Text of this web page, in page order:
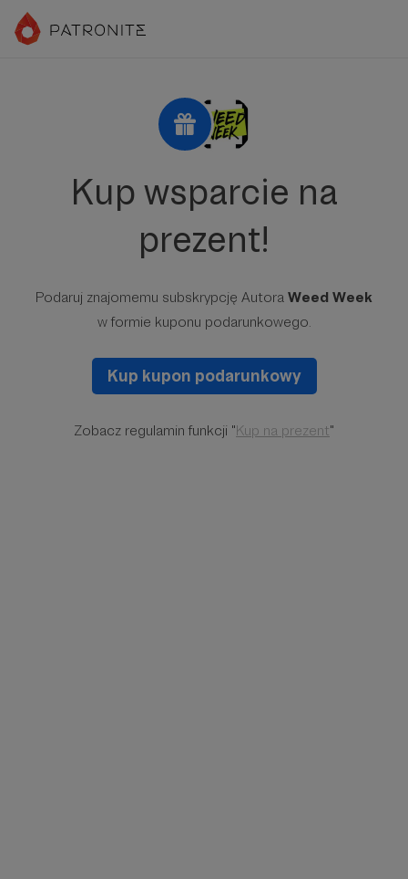
Kup wsparcie na
prezent!
Podaruj znajomemu subskrypcję Autora Weed Week
w formie kuponu podarunkowego.
Kup kupon podarunkowy
Zobacz regulamin funkcji "Kup na prezent"